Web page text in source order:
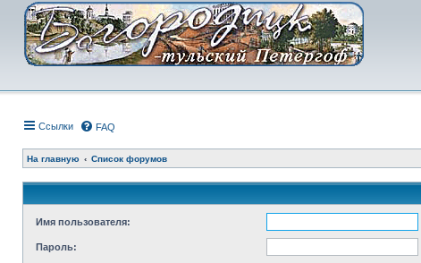
Ссылки FAQ
На главную Список форумов
Имя пользователя:
Пароль: